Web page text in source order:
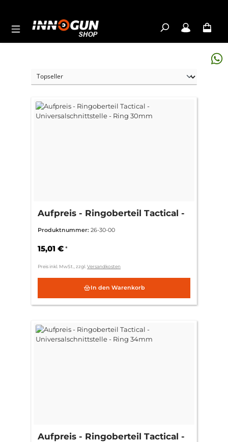
Aufpreis - Ringoberteil Tactical -
30mm
Produktnummer: 26-30-00
15,01 € *
Preis inkl. MwSt., zzgl. Versandkosten
In den Warenkorb
Aufpreis - Ringoberteil Tactical -